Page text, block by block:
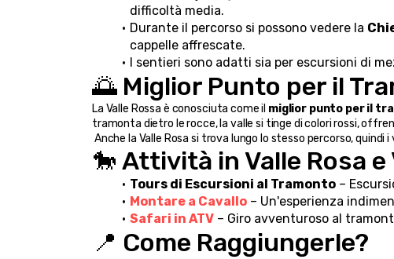
difficoltà media.
Durante il percorso si possono vedere la
cappelle affrescate.
I sentieri sono adatti sia per escursioni di
🌅 Miglior Punto per il
La Valle Rossa è conosciuta come il miglior punto per il
tramonta dietro le rocce, la valle si tinge di colori rossi,
Anche la Valle Rosa si trova lungo lo stesso percorso,
🐎 Attività in Valle Rosa e
Tours di Escursioni al Tramonto –
Montare a Cavallo – Un'esperienza
Safari in ATV – Giro avventuroso al
📍 Come Raggiungerle?